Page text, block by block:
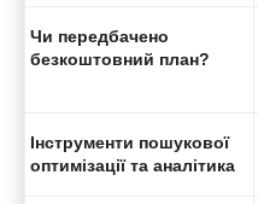
Чи передбачено
безкоштовний план?
Інструменти пошукової
оптимізації та аналітика